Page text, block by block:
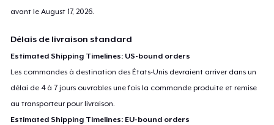
avant leAugust 17, 2026.
Délais de livraison standard
Estimated Shipping Timelines: US-bound orders
Les commandes à destination des États-Unis devraient arriver dans un
délai de 4 à 7 jours ouvrables une fois la commande produite et remise
au transporteur pour livraison.
Estimated Shipping Timelines: EU-bound orders